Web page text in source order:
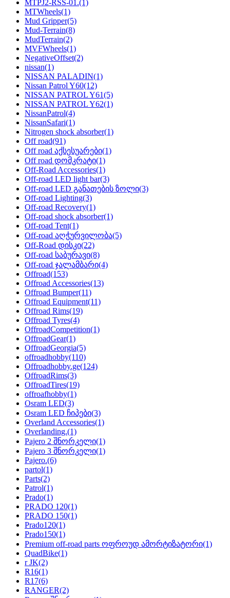
MTPJ2-RSS-01.(1)
MTWheels(1)
Mud Gripper(5)
Mud-Terrain(8)
MudTerrain(2)
MVFWheels(1)
NegativeOffset(2)
nissan(1)
NISSAN PALADIN(1)
Nissan Patrol Y60(12)
NISSAN PATROL Y61(5)
NISSAN PATROL Y62(1)
NissanPatrol(4)
NissanSafari(1)
Nitrogen shock absorber(1)
Off road(91)
Off road აქსესუარები(1)
Off road დომკრატი(1)
Off-Road Accessories(1)
Off-road LED light bar(3)
Off-road LED განათების ზოლი(3)
Off-road Lighting(3)
Off-road Recovery(1)
Off-road shock absorber(1)
Off-road Tent(1)
Off-road აღჭურვილობა(5)
Off-Road დისკი(22)
Off-road საბურავი(8)
Off-road ჯალამბარი(4)
Offroad(153)
Offroad Accessories(13)
Offroad Bumper(11)
Offroad Equipment(11)
Offroad Rims(19)
Offroad Tyres(4)
OffroadCompetition(1)
OffroadGear(1)
OffroadGeorgia(5)
offroadhobby(110)
Offroadhobby.ge(124)
OffroadRims(3)
OffroadTires(19)
offroafhobby(1)
Osram LED(3)
Osram LED ჩიპები(3)
Overland Accessories(1)
Overlanding.(1)
Pajero 2 შნორკელი(1)
Pajero 3 შნორკელი(1)
Pajero.(6)
partol(1)
Parts(2)
Patrol(1)
Prado(1)
PRADO 120(1)
PRADO 150(1)
Prado120(1)
Prado150(1)
Premium off-road parts ოფროუდ ამორტიზატორი(1)
QuadBike(1)
r JK(2)
R16(1)
R17(6)
RANGER(2)